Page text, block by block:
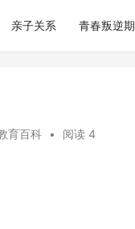
亲子关系 青春叛逆期
育百科 • 阅读 4